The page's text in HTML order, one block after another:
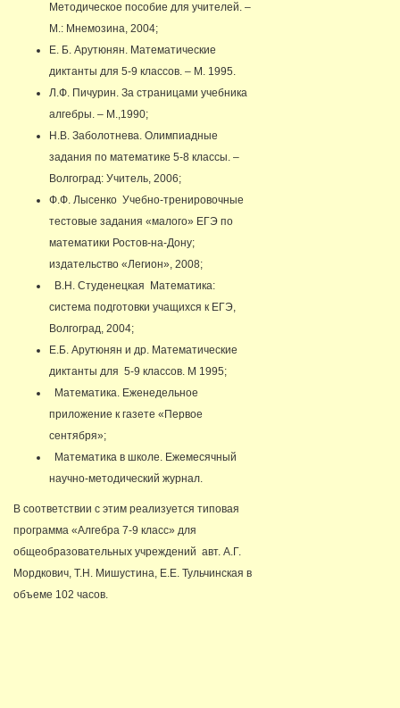
Методическое пособие для учителей. –
М.: Мнемозина, 2004;
Е. Б. Арутюнян. Математические
диктанты для 5-9 классов. – М. 1995.
Л.Ф. Пичурин. За страницами учебника
алгебры. – М.,1990;
Н.В. Заболотнева. Олимпиадные
задания по математике 5-8 классы. –
Волгоград: Учитель, 2006;
Ф.Ф. Лысенко Учебно-тренировочные
тестовые задания «малого» ЕГЭ по
математики Ростов-на-Дону;
издательство «Легион», 2008;
В.Н. Студенецкая Математика:
система подготовки учащихся к ЕГЭ,
Волгоград, 2004;
Е.Б. Арутюнян и др. Математические
диктанты для 5-9 классов. М 1995;
Математика. Еженедельное
приложение к газете «Первое
сентября»;
Математика в школе. Ежемесячный
научно-методический журнал.
В соответствии с этим реализуется типовая
программа «Алгебра 7-9 класс» для
общеобразовательных учреждений авт. А.Г.
Мордкович, Т.Н. Мишустина, Е.Е. Тульчинская в
объеме 102 часов.